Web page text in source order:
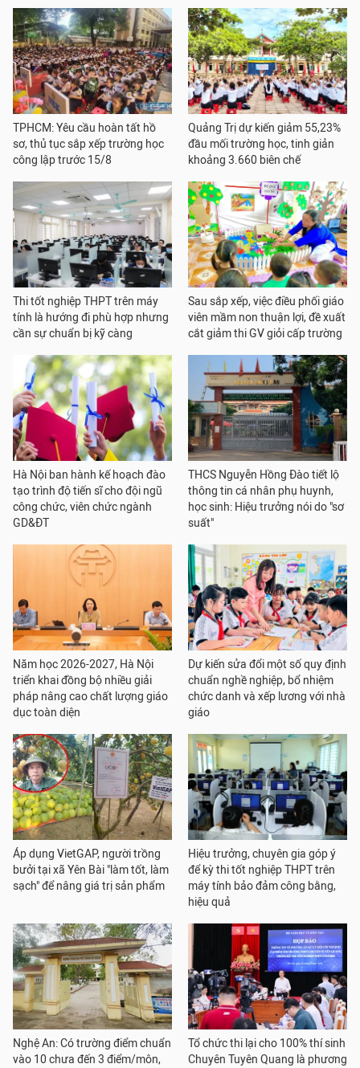
TPHCM: Yêu cầu hoàn tất hồ
sơ, thủ tục sắp xếp trường học
công lập trước 15/8
Quảng Trị dự kiến giảm 55,23%
đầu mối trường học, tinh giản
khoảng 3.660 biên chế
Thi tốt nghiệp THPT trên máy
tính là hướng đi phù hợp nhưng
cần sự chuẩn bị kỹ càng
Sau sắp xếp, việc điều phối giáo
viên mầm non thuận lợi, đề xuất
cắt giảm thi GV giỏi cấp trường
Hà Nội ban hành kế hoạch đào
tạo trình độ tiến sĩ cho đội ngũ
công chức, viên chức ngành
GD&ĐT
THCS Nguyễn Hồng Đào tiết lộ
thông tin cá nhân phụ huynh,
học sinh: Hiệu trưởng nói do "sơ
suất"
Năm học 2026-2027, Hà Nội
triển khai đồng bộ nhiều giải
pháp nâng cao chất lượng giáo
dục toàn diện
Dự kiến sửa đổi một số quy định
chuẩn nghề nghiệp, bổ nhiệm
chức danh và xếp lương với nhà
giáo
Áp dụng VietGAP, người trồng
bưởi tại xã Yên Bài "làm tốt, làm
sạch" để nâng giá trị sản phẩm
Hiệu trưởng, chuyên gia góp ý
để kỳ thi tốt nghiệp THPT trên
máy tính bảo đảm công bằng,
hiệu quả
Nghệ An: Có trường điểm chuẩn
vào 10 chưa đến 3 điểm/môn,
Tổ chức thi lại cho 100% thí sinh
Chuyên Tuyên Quang là phương